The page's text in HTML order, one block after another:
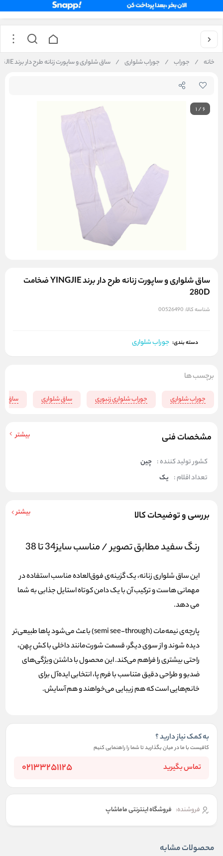
خانه / جوراب / جوراب شلواری / ساق شلواری و ساپورت زنانه طرح دار برند YINGJIE ضخامت 280D
1/6
ساق شلواری و ساپورت زنانه طرح دار برند YINGJIE ضخامت
280D
شناسه کالا: 00526490
دسته بندی: جوراب شلواری
مشخصات فنی بیشتر
کشور تولید کننده : چین
تعداد اقلام : یک
بررسی و توضیحات کالا بیشتر
رنگ سفید مطابق تصویر / مناسب سایز34 تا 38
این ساق شلواری زنانه، یک گزینه‌ی فوق‌العاده مناسب استفاده در
مهمانی هاست و ترکیب آن با یک دامن کوتاه استایل جذابی به شما
می دهد.
پارچه‌ی نیمه‌مات (semi see-through) باعث می‌شود پاها طبیعی‌تر
دیده شوند و از سوی دیگر، قسمت شورت‌مانند داخلی با کش پهن،
راحتی بیشتری را فراهم می‌کند. این محصول با داشتن ویژگی‌های
ضدبو و طراحی دقیق متناسب با فرم پا، انتخابی ایده‌آل برای
خانم‌هایی است که هم زیبایی می‌خواهند و هم آسایش.
به کمک نیاز دارید ؟
کافیست با ما در میان بگذارید تا شما را راهنمایی کنیم
تماس بگیرید 02133251125
فروشنده: فروشگاه اینترنتی ماماشاپ
برچسب ها
جوراب شلواری جوراب شلواری زنبوری ساق شلواری ساق
محصولات مشابه